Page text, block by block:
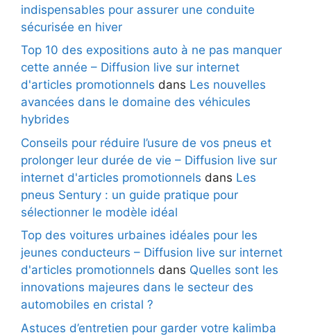
indispensables pour assurer une conduite
sécurisée en hiver
Top 10 des expositions auto à ne pas manquer
cette année – Diffusion live sur internet
d'articles promotionnels dans Les nouvelles
avancées dans le domaine des véhicules
hybrides
Conseils pour réduire l’usure de vos pneus et
prolonger leur durée de vie – Diffusion live sur
internet d'articles promotionnels dans Les
pneus Sentury : un guide pratique pour
sélectionner le modèle idéal
Top des voitures urbaines idéales pour les
jeunes conducteurs – Diffusion live sur internet
d'articles promotionnels dans Quelles sont les
innovations majeures dans le secteur des
automobiles en cristal ?
Astuces d’entretien pour garder votre kalimba